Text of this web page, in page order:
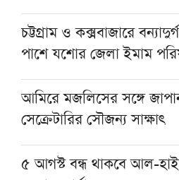
মসজিদের ছাদে বিদ্যুৎস্পৃষ্টে
মুহাম্মদ (সা.)-কে সর্বশেষ নবী
মুসলমান থাকা যায় না:
চট্টগ্রাম ও কক্সবাজারে
পাশে যশোর জেলা ইমাম
আমিরে মজলিসের সঙ্গে
সেক্রেটারির সৌজন্য সাক্ষাৎ
৫ আগস্ট বন্ধ থাকবে আল-